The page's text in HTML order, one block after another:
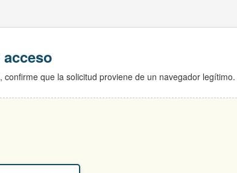
confirme que la solicitud proviene de un navegador legítimo.